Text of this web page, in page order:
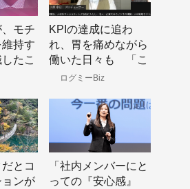
、モチ
持す
たこ
の現
め方
KPIの達成に追わ
れ、胃を痛めながら
働いた日々も 「こ
んまりメソッド」仕
えるために“捨て
ログミーBiz
だとコ
ョンが
「社内メンバーにと
っての『安心感』